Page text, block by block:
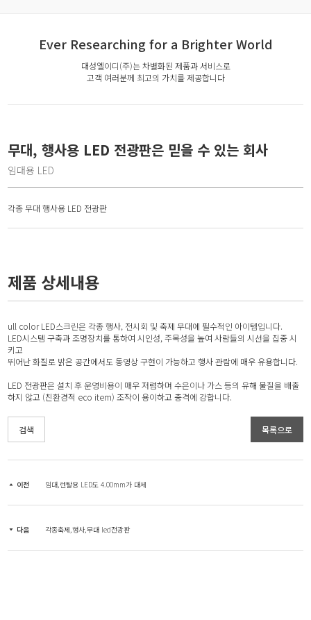
Ever Researching for a Brighter World
대성엘이디(주)는 차별화된 제품과 서비스로
고객 여러분께 최고의 가치를 제공합니다
무대, 행사용 LED 전광판은 믿을 수 있는 회사
임대용 LED
각종 무대 행사용 LED 전광판
제품 상세내용
ull color LED스크린은 각종 행사, 전시회 및 축제 무대에 필수적인 아이템입니다.
LED시스템 구축과 조명장치를 통하여 시인성, 주목성을 높여 사람들의 시선을 집중 시
키고
뛰어난 화질로 밝은 공간에서도 동영상 구현이 가능하고 행사 관람에 매우 유용합니다.
LED 전광판은 설치 후 운영비용이 매우 저렴하며 수은이나 가스 등의 유해 물질을 배출
하지 않고 (친환경적 eco item) 조작이 용이하고 충격에 강합니다.
검색 목록으로
이전 임대,렌탈용 LED도 4.00mm가 대세
다음 각종축제,행사,무대 led전광판